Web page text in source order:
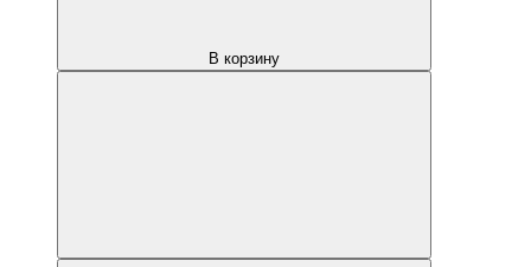
В корзину